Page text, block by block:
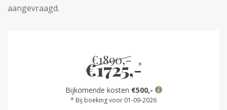
aangevraagd.
€1890,-
€1725,-
*
Bijkomende kosten €500,-
* Bij boeking voor 01-09-2026